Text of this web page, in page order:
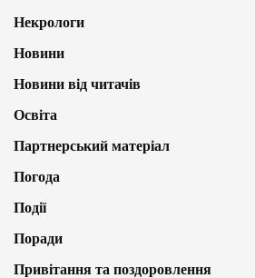
Некрологи
Новини
Новини від читачів
Освіта
Партнерський матеріал
Погода
Події
Поради
Привітання та поздоровлення